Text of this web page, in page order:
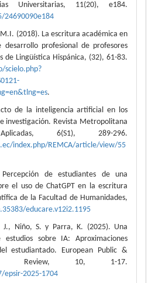
Universitarias, 11(20), e184.
24690090e184
(2018). La escritura académica en
desarrollo profesional de profesores
de Lingüística Hispánica, (32), 61-83.
scielo.php?
.
de la inteligencia artificial en los
investigación. Revista Metropolitana
6(S1), 289-296.
index.php/REMCA/article/view/55
de estudiantes de una
el uso de ChatGPT en la escritura
de la Facultad de Humanidades,
educare.v12i2.1195
J., Niño, S. y Parra, K. (2025). Una
estudios sobre IA: Aproximaciones
estudiantado. European Public &
Review, 10, 1-17.
2025-1704